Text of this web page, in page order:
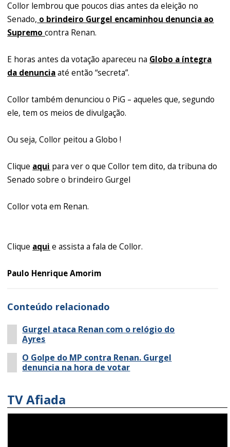
Collor lembrou que poucos dias antes da eleição no
Senado, o brindeiro Gurgel encaminhou denuncia ao
Supremocontra Renan.
E horas antes da votação apareceu na Globo a íntegra
da denunciaaté então “secreta”.
Collor também denunciou o PiG – aqueles que, segundo
ele, tem os meios de divulgação.
Ou seja, Collor peitou a Globo !
Clique aqui para ver o que Collor tem dito, da tribuna do
Senado sobre o brindeiro Gurgel
Collor vota em Renan.
Clique aqui e assista a fala de Collor.
Paulo Henrique Amorim
Conteúdo relacionado
Gurgel ataca Renan com o relógio do
Ayres
O Golpe do MP contra Renan. Gurgel
denuncia na hora de votar
TV Afiada